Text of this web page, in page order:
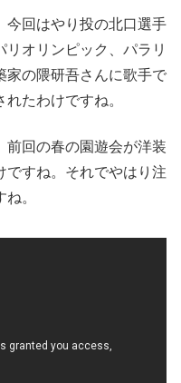
今回はやり投の北口選手
オリンピック、パラリ
家の隈研吾さんに歌手で
たわけですね。
前回の春の園遊会が洋装
ですね。それでやはり注
。